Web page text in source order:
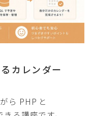
カレンダー
ら PHP と